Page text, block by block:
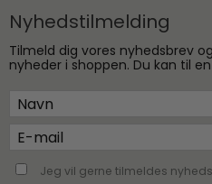
Nyhedstilmelding
Tilmeld dig vores nyhedsbrev
nyheder i shoppen. Du kan til
Jeg vil gerne tilmeldes